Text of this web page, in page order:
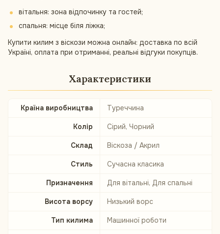
вітальня: зона відпочинку та гостей;
спальня: місце біля ліжка;
Купити килим з віскози можна онлайн: доставка по всій
Україні, оплата при отриманні, реальні відгуки покупців.
Характеристики
Країна виробництва Туреччина
Колір Сірий, Чорний
Склад Віскоза / Акрил
Стиль Сучасна класика
Призначення Для вітальні, Для спальні
Висота ворсу Низький ворс
Тип килима Машинної роботи